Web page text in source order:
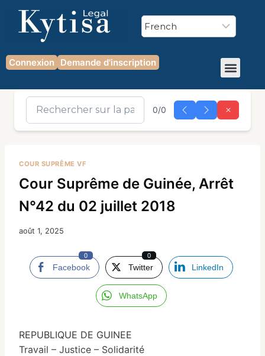
Connexion Demande d'inscription
0/0
COUR SUPRÊME VF
Cour Suprême de Guinée, Arrêt
N°42 du 02 juillet 2018
août 1, 2025
Facebook
0
Twitter
0
LinkedIn
WhatsApp
REPUBLIQUE DE GUINEE
Travail – Justice – Solidarité